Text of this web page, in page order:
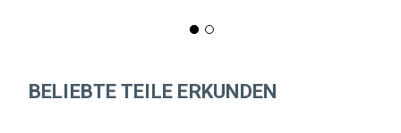
BELIEBTE TEILE ERKUNDEN